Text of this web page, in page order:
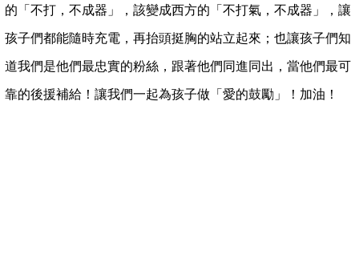
的「不打，不成器」，該變成西方的「不打氣，不成器」，讓
孩子們都能隨時充電，再抬頭挺胸的站立起來；也讓孩子們知
道我們是他們最忠實的粉絲，跟著他們同進同出，當他們最可
靠的後援補給！讓我們一起為孩子做「愛的鼓勵」！加油！